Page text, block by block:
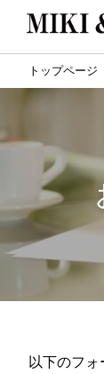
トップページ
以下のフ